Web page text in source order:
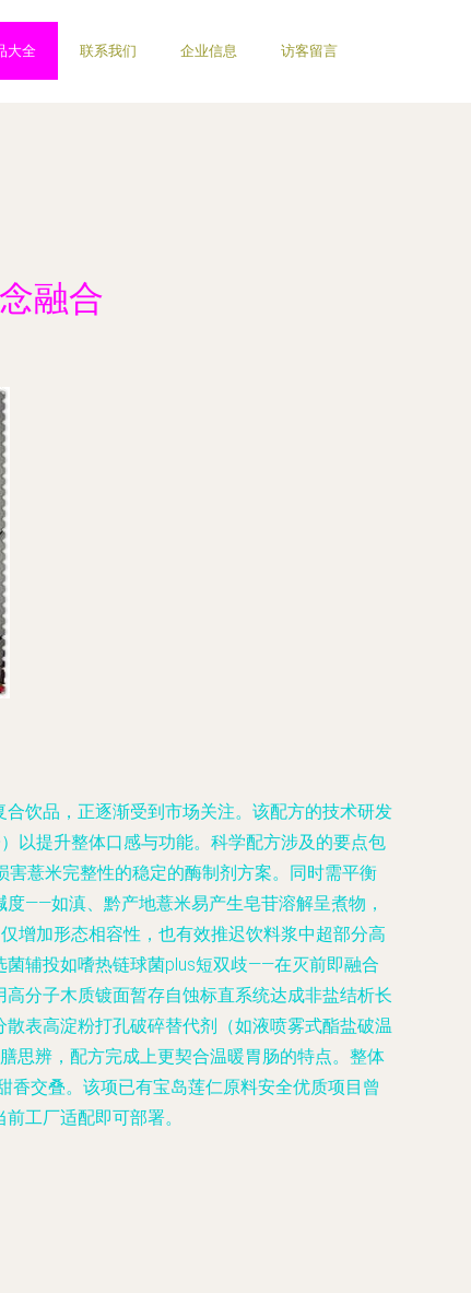
大全 联系我们 企业信息 访客留言
融合
饮品，正逐渐受到市场关注。该配方的技术研发
以提升整体口感与功能。科学配方涉及的要点包
薏米完整性的稳定的酶制剂方案。同时需平衡
——如滇、黔产地薏米易产生皂苷溶解呈煮物，
增加形态相容性，也有效推迟饮料浆中超部分高
辅投如嗜热链球菌plus短双歧——在灭前即融合
分子木质镀面暂存自蚀标直系统达成非盐结析长
表高淀粉打孔破碎替代剂（如液喷雾式酯盐破温
思辨，配方完成上更契合温暖胃肠的特点。整体
交叠。该项已有宝岛莲仁原料安全优质项目曾
工厂适配即可部署。